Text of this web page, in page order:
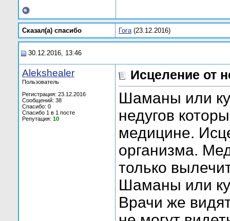
Сказал(а) cпасибо Гога(23.12.2016)
30.12.2016, 13:46
Alekshealer
Пользователь
Регистрация: 23.12.2016
Сообщений: 38
Спасибо: 0
Спасибо 1 в 1 посте
Репутация: 10
Исцеление от
Шаманы или
недугов
медицине.
организма.
только
Шаманы или
Врачи же